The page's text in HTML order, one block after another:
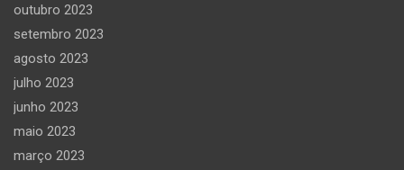
outubro 2023
setembro 2023
agosto 2023
julho 2023
junho 2023
maio 2023
março 2023